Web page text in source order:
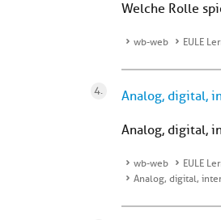
Welche Rolle
wb-web EULE
Analog, digital,
Analog, digital,
wb-web EULE
Analog, digital,